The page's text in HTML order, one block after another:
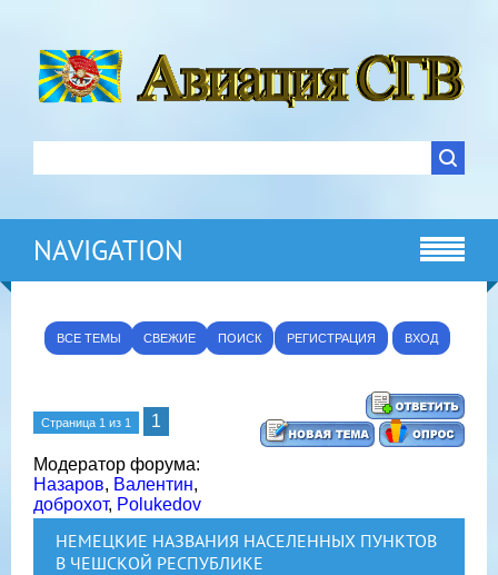
NAVIGATION
ВСЕ ТЕМЫ СВЕЖИЕ ПОИСК РЕГИСТРАЦИЯ ВХОД
Страница 1 из 1 1
Модератор форума:
Назаров, Валентин,
доброхот, Polukedov
НЕМЕЦКИЕ НАЗВАНИЯ НАСЕЛЕННЫХ ПУНКТОВ
В ЧЕШСКОЙ РЕСПУБЛИКЕ